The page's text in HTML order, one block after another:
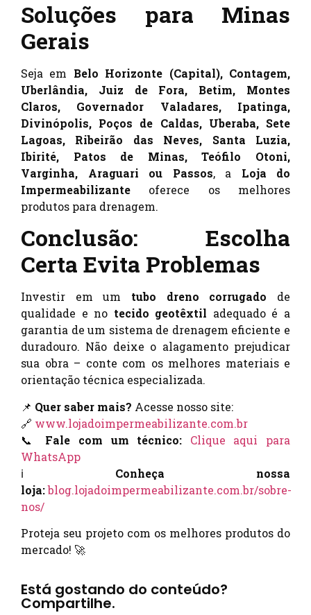
Soluções para Minas
Gerais
Seja em Belo Horizonte (Capital), Contagem,
Uberlândia, Juiz de Fora, Betim, Montes
Claros, Governador Valadares, Ipatinga,
Divinópolis, Poços de Caldas, Uberaba, Sete
Lagoas, Ribeirão das Neves, Santa Luzia,
Ibirité, Patos de Minas, Teófilo Otoni,
Varginha, Araguari ou Passos, a Loja do
Impermeabilizante oferece os melhores
produtos para drenagem.
Conclusão: Escolha
Certa Evita Problemas
Investir em um tubo dreno corrugado de
qualidade e no tecido geotêxtil adequado é a
garantia de um sistema de drenagem eficiente e
duradouro. Não deixe o alagamento prejudicar
sua obra – conte com os melhores materiais e
orientação técnica especializada.
📌 Quer saber mais? Acesse nosso site:
🔗 www.lojadoimpermeabilizante.com.br
📞 Fale com um técnico:
Clique aqui para
WhatsApp
ℹ️ Conheça nossa
loja:blog.lojadoimpermeabilizante.com.br/sobre-
nos/
Proteja seu projeto com os melhores produtos do
mercado! 🚀
Está gostando do conteúdo?
Compartilhe.